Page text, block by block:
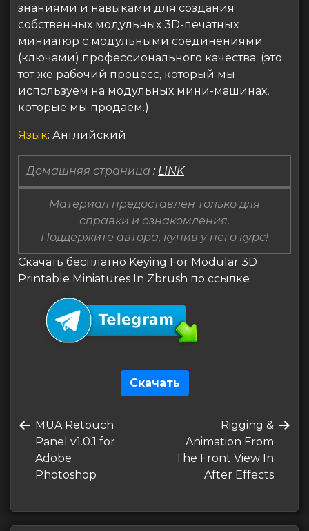
знаниями и навыками для создания
собственных модульных 3D-печатных
миниатюр с модульными соединениями
(ключами) профессионального качества. (это
тот же рабочий процесс, который мы
используем на модульных мини-машинах,
которые мы продаем.)
Язык: Английский
Домашняя страница : LINK
Материал предоставлен только для
справки и ознакомления.
Поддержите автора, купив у него курс!
Скачать бесплатно Keying For Modular 3D
Printable Miniatures In Zbrush по ссылке
Скачать
по
записям
Предыдущая
запись
MUA Retouch
Panel v1.0.1 for
Adobe
Photoshop
Следующая
запись
Rigging &
Animation From
The Front View In
After Effects